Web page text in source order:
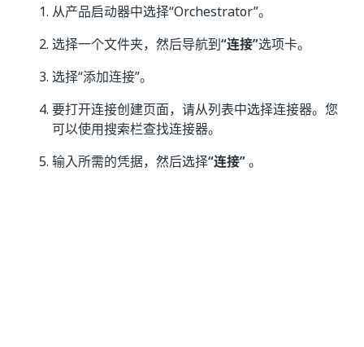
从产品启动器中选择“Orchestrator”。
选择一个文件夹，然后导航到“连接”选项卡。
选择“添加连接”。
要打开连接创建页面，请从列表中选择连接器。您
可以使用搜索栏查找连接器。
输入所需的凭据，然后选择“连接”。